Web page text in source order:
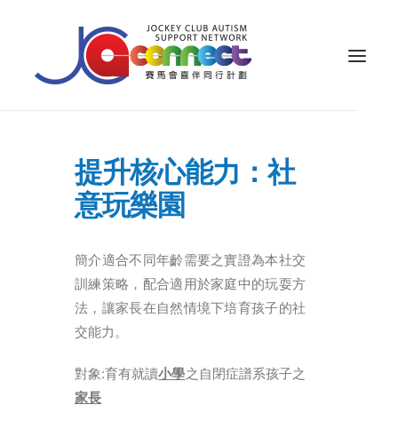
照顧者支援
公眾教育
專業知識
家長專區
成果效益
ENGLISH
提升核心能力：社
意玩樂園
簡介適合不同年齡需要之實證為本社交
訓練策略，配合適用於家庭中的玩耍方
法，讓家長在自然情境下培育孩子的社
交能力。
對象:育有就讀小學之自閉症譜系孩子之
家長